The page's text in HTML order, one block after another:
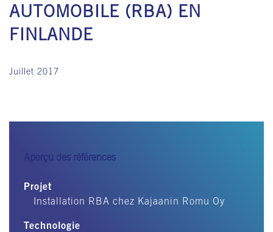
AUTOMOBILE (RBA) EN
FINLANDE
Juillet 2017
Aperçu des références
Projet
Installation RBA chez Kajaanin Romu Oy
Technologie